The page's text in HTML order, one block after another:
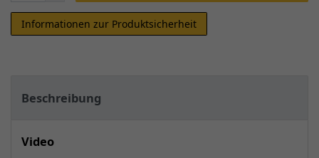
Informationen zur Produktsicherheit
Beschreibung
Video